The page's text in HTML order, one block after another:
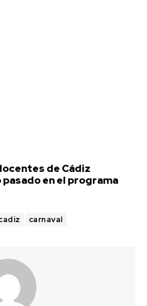
de Cádiz
en el programa
carnaval